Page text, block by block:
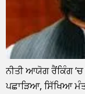
ਨੀਤੀ ਆਯੋਗ ਰੈਂਕਿੰਗ
ਪਛਾੜਿਆ, ਸਿੱਖਿਆ